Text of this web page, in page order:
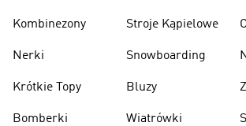
Kombinezony
Nerki
Krótkie Topy
Bomberki
Stroje Kąpielowe
Snowboarding
Bluzy
Wiatrówki